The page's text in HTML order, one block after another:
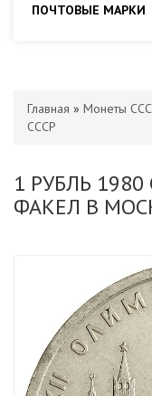
ПОЧТОВЫЕ МАРКИ
Главная » Монеты
СССР
1 РУБЛЬ
ФАКЕЛ В